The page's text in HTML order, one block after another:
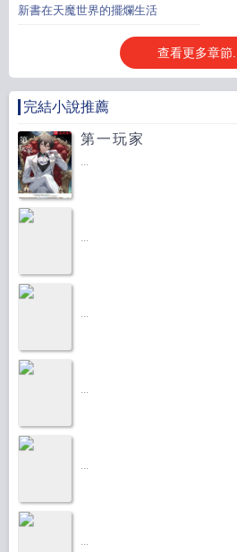
新書在天魔世界的擺爛生活
查看更多章節...
完結小說推薦
第一玩家
...
...
...
...
...
...